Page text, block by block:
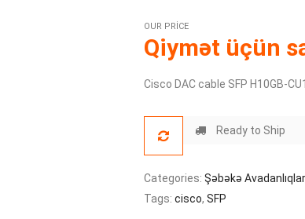
OUR PRICE
Qiymət üçün
Cisco DAC cable SFP H10GB-
Ready to Ship
Categories: Şəbəkə
Tags: cisco, SFP